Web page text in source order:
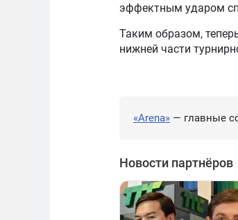
эффектным ударом
Таким образом,
нижней части
«Arena» — главные